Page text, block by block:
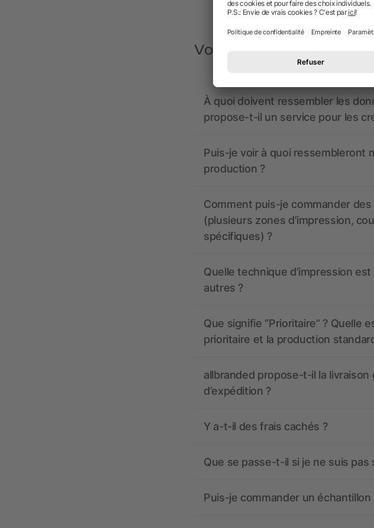
Vous avez des questions
À quoi doivent ressembler les
propose-t-il un service pour les
Puis-je voir à quoi ressembleront
production ?
Comment puis-je commander
(plusieurs zones d’impression,
spécifiques) ?
Quelle technique d’impression
autres ?
Que signifie “Prioritaire” ? Quelle
prioritaire et la production
allbranded propose-t-il la
d’expédition ?
Y a-t-il des frais cachés ?
Que se passe-t-il si je ne suis
Puis-je commander un échantillon